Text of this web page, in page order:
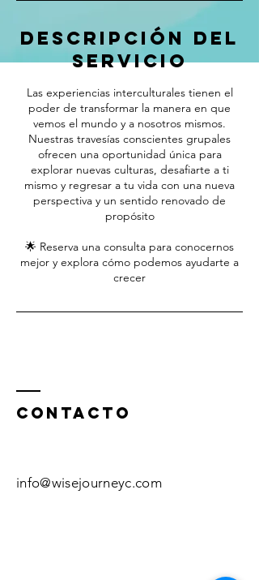
Descripción del
servicio
Las experiencias interculturales tienen el
poder de transformar la manera en que
vemos el mundo y a nosotros mismos.
Nuestras travesías conscientes grupales
ofrecen una oportunidad única para
explorar nuevas culturas, desafiarte a ti
mismo y regresar a tu vida con una nueva
perspectiva y un sentido renovado de
propósito
🌟 Reserva una consulta para conocernos
mejor y explora cómo podemos ayudarte a
crecer
ContactO
info@wisejourneyc.com